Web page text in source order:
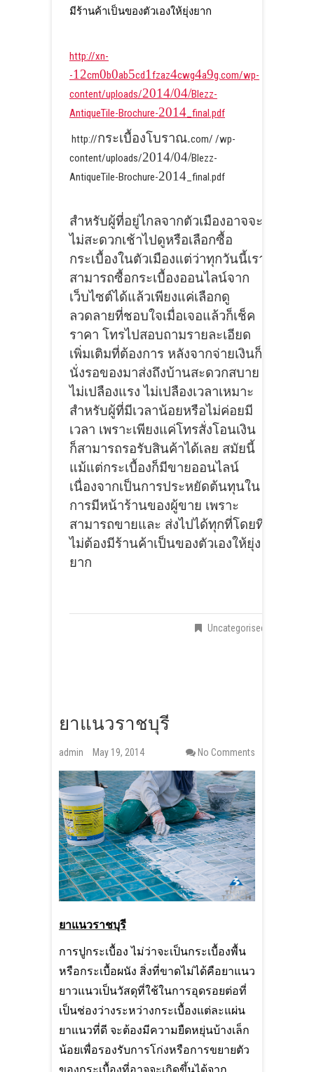
มีร้านค้าเป็นของตัวเองให้ยุ่งยาก
http://xn-
-12cm0b0ab5cd1 fzaz4cwg4a9g.com/wp-
content/uploads/2014/04/Blezz-
AntiqueTile-Brochure-2014 _final.pdf
http://กระเบื้องโบราณ.com/ /wp-
content/uploads/2014/04/Blezz-
AntiqueTile-Brochure-2014 _final.pdf
สำหรับผู้ที่อยู่ไกลจากตัวเมืองอาจจะ
ไม่สะดวกเช้าไปดูหรือเลือกซื้อ
กระเบื้องในตัวเมืองแต่ว่าทุกวันนี้เรา
สามารถซื้อกระเบื้องออนไลน์จาก
เว็บไซต์ได้แล้วเพียงแค่เลือกดู
ลวดลายที่ชอบใจเมื่อเจอแล้วก็เช็ค
ราคา โทรไปสอบถามรายละเอียด
เพิ่มเติมที่ต้องการ หลังจากจ่ายเงินก็
นั่งรอของมาส่งถึงบ้านสะดวกสบาย
ไม่เปลืองแรง ไม่เปลืองเวลาเหมาะ
สำหรับผู้ที่มีเวลาน้อยหรือไม่ค่อยมี
เวลา เพราะเพียงแค่โทรสั่งโอนเงิน
ก็สามารถรอรับสินค้าได้เลย สมัยนี้
แม้แต่กระเบื้องก็มีขายออนไลน์
เนื่องจากเป็นการประหยัดต้นทุนใน
การมีหน้าร้านของผู้ขาย เพราะ
สามารถขายและ ส่งไปได้ทุกที่โดยที่
ไม่ต้องมีร้านค้าเป็นของตัวเองให้ยุ่ง
ยาก
Uncategorised
ยาแนวราชบุรี
admin May 19, 2014 No Comments
ยาแนวราชบุรี
การปูกระเบื้อง ไม่ว่าจะเป็นกระเบื้องพื้น
หรือกระเบื้อผนัง สิ่งที่ขาดไม่ได้คือยาแนว
ยาวแนวเป็นวัสดุที่ใช้ในการอุดรอยต่อที่
เป็นช่องว่างระหว่างกระเบื้องแต่ละแผ่น
ยาแนวที่ดี จะต้องมีความยืดหยุ่นบ้างเล็ก
น้อยเพื่อรองรับการโก่งหรือการขยายตัว